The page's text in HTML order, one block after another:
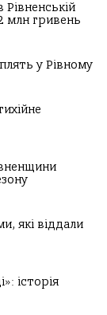
млн гривень
у Рівному
які віддали
історія